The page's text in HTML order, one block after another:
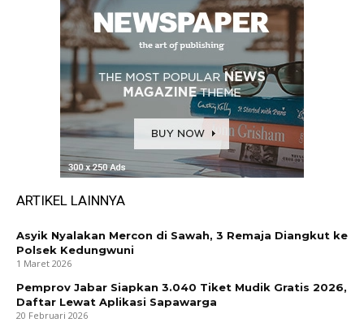
ARTIKEL LAINNYA
Asyik Nyalakan Mercon di Sawah, 3 Remaja Diangkut ke
Polsek Kedungwuni
1 Maret 2026
Pemprov Jabar Siapkan 3.040 Tiket Mudik Gratis 2026,
Daftar Lewat Aplikasi Sapawarga
20 Februari 2026